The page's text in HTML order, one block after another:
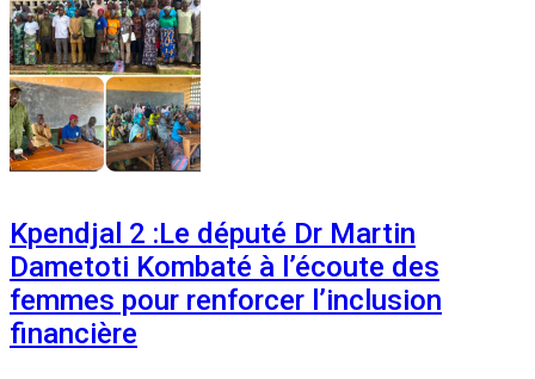
Kpendjal 2 :Le député Dr Martin
Dametoti Kombaté à l’écoute des
femmes pour renforcer l’inclusion
financière